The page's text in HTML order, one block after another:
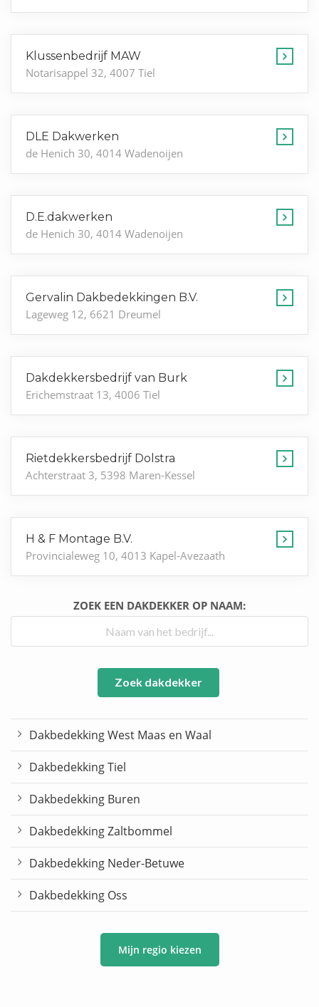
Klussenbedrijf MAW
Notarisappel 32, 4007 Tiel
DLE Dakwerken
de Henich 30, 4014 Wadenoijen
D.E.dakwerken
de Henich 30, 4014 Wadenoijen
Gervalin Dakbedekkingen B.V.
Lageweg 12, 6621 Dreumel
Dakdekkersbedrijf van Burk
Erichemstraat 13, 4006 Tiel
Rietdekkersbedrijf Dolstra
Achterstraat 3, 5398 Maren-Kessel
H & F Montage B.V.
Provincialeweg 10, 4013 Kapel-Avezaath
ZOEK EEN DAKDEKKER OP NAAM:
Zoek dakdekker
Dakbedekking West Maas en Waal
Dakbedekking Tiel
Dakbedekking Buren
Dakbedekking Zaltbommel
Dakbedekking Neder-Betuwe
Dakbedekking Oss
Mijn regio kiezen